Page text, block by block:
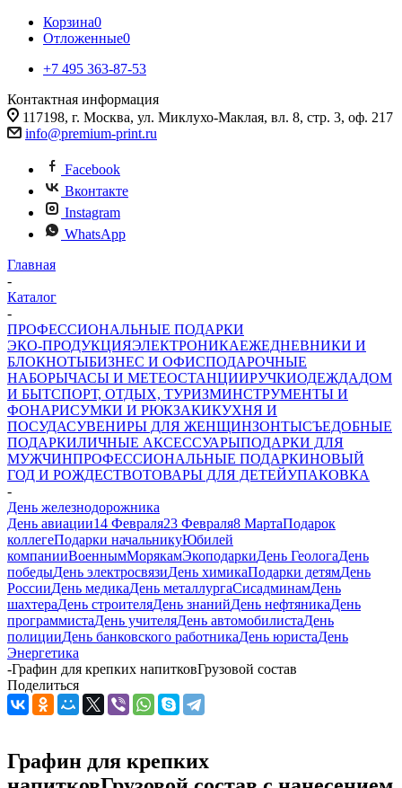
Корзина0
Отложенные0
+7 495 363-87-53
Контактная информация
117198, г. Москва, ул. Миклухо-Маклая, вл. 8, стр. 3, оф. 217
info@premium-print.ru
Facebook
Вконтакте
Instagram
WhatsApp
Главная
-
Каталог
-
ПРОФЕССИОНАЛЬНЫЕ ПОДАРКИ
ЭКО-ПРОДУКЦИЯЭЛЕКТРОНИКАЕЖЕДНЕВНИКИ И
БЛОКНОТЫБИЗНЕС И ОФИСПОДАРОЧНЫЕ
НАБОРЫЧАСЫ И МЕТЕОСТАНЦИИРУЧКИОДЕЖДАДОМ
И БЫТСПОРТ, ОТДЫХ, ТУРИЗМИНСТРУМЕНТЫ И
ФОНАРИСУМКИ И РЮКЗАКИКУХНЯ И
ПОСУДАСУВЕНИРЫ ДЛЯ ЖЕНЩИНЗОНТЫСЪЕДОБНЫЕ
ПОДАРКИЛИЧНЫЕ АКСЕССУАРЫПОДАРКИ ДЛЯ
МУЖЧИНПРОФЕССИОНАЛЬНЫЕ ПОДАРКИНОВЫЙ
ГОД И РОЖДЕСТВОТОВАРЫ ДЛЯ ДЕТЕЙУПАКОВКА
-
День железнодорожника
День авиации14 Февраля23 Февраля8 МартаПодарок
коллегеПодарки начальникуЮбилей
компанииВоеннымМорякамЭкоподаркиДень ГеологаДень
победыДень электросвязиДень химикаПодарки детямДень
РоссииДень медикаДень металлургаСисадминамДень
шахтераДень строителяДень знанийДень нефтяникаДень
программистаДень учителяДень автомобилистаДень
полицииДень банковского работникаДень юристаДень
Энергетика
-Графин для крепких напитковГрузовой состав
Поделиться
Графин для крепких